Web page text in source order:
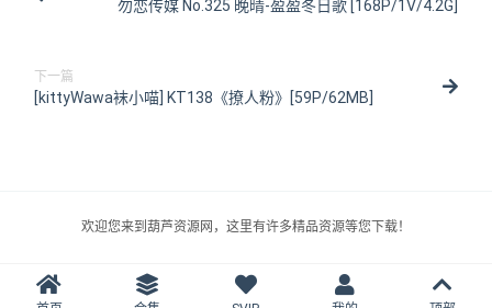
勿恋传媒 No.325 晚晴-盈盈冬日歌 [168P/1V/4.2G]
下一篇
[kittyWawa袜小喵] KT138《撩人粉》[59P/62MB]
欢迎您来到葫芦资源网，这里有许多精品资源等您下载！